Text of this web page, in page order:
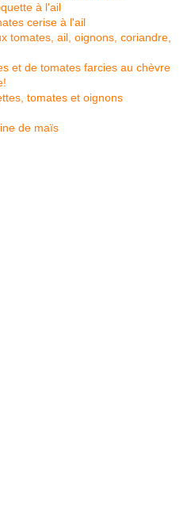
à l'ail
cerise à l'ail
tomates, ail, oignons, coriandre,
et de tomates farcies au chèvre
tomates et oignons
de maïs